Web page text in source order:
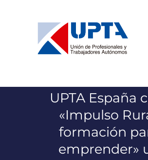
UPTA España
«Impulso
formación
emprender»